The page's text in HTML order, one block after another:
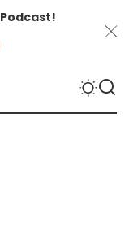
Podcast!